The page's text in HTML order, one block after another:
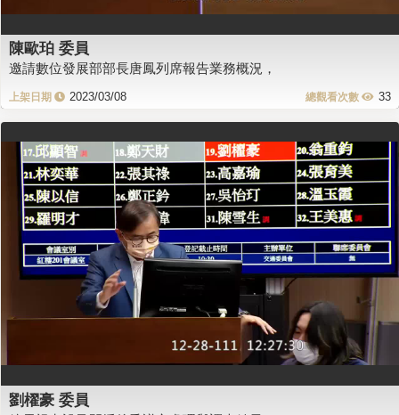
陳歐珀 委員
邀請數位發展部部長唐鳳列席報告業務概況，
2023/03/08 33
劉櫂豪 委員